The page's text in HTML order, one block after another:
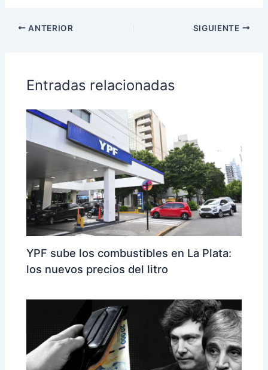
ANTERIOR SIGUIENTE
Entradas relacionadas
YPF sube los combustibles en La Plata:
los nuevos precios del litro